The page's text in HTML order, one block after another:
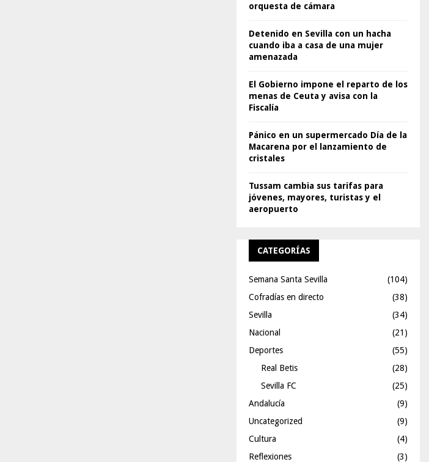
orquesta de cámara
Detenido en Sevilla con un hacha
cuando iba a casa de una mujer
amenazada
El Gobierno impone el reparto de los
menas de Ceuta y avisa con la
Fiscalía
Pánico en un supermercado Día de la
Macarena por el lanzamiento de
cristales
Tussam cambia sus tarifas para
jóvenes, mayores, turistas y el
aeropuerto
CATEGORÍAS
Semana Santa Sevilla
(104)
Cofradías en directo
(38)
Sevilla
(34)
Nacional
(21)
Deportes
(55)
Real Betis
(28)
Sevilla FC
(25)
Andalucía
(9)
Uncategorized
(9)
Cultura
(4)
Reflexiones
(3)